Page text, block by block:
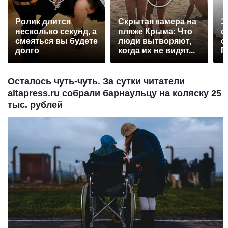
Ролик длится
несколько секунд, а
смеяться вы будете
долго
Скрытая камера на
пляже Крыма: Что
люди вытворяют,
когда их не видят...
Осталось чуть-чуть. За сутки читатели
altapress.ru собрали барнаульцу на коляску 25
тыс. рублей